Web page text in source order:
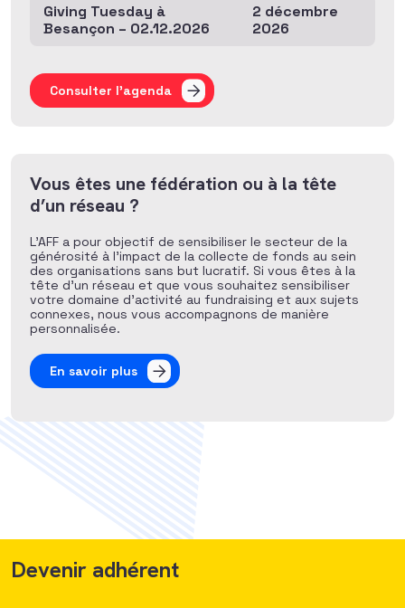
Giving Tuesday à
Besançon – 02.12.2026
2 décembre
2026
Consulter l'agenda
Vous êtes une fédération ou à la tête
d’un réseau ?
L’AFF a pour objectif de sensibiliser le secteur de la
générosité à l’impact de la collecte de fonds au sein
des organisations sans but lucratif. Si vous êtes à la
tête d’un réseau et que vous souhaitez sensibiliser
votre domaine d’activité au fundraising et aux sujets
connexes, nous vous accompagnons de manière
personnalisée.
En savoir plus
Devenir adhérent